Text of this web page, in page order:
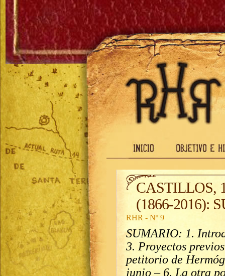
CASTILLOS,
(1866-2016):
RHR - Nº 9
SUMARIO: 1.
3. Proyectos
petitorio de
junio – 6. La otra